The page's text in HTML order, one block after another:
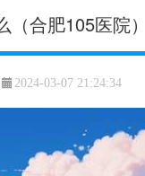
合肥105医院）
2024-03-07 21:24:34